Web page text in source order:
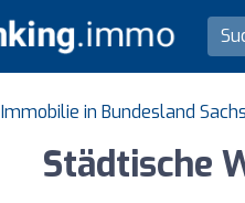
Immobilie in Bundesland
Städtische